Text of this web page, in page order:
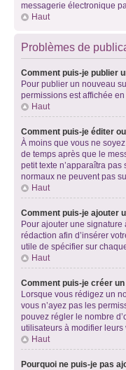
messagerie électronique
Haut
Problèmes de
Comment puis-je publier
Pour publier un nouveau
permissions est affichée
Haut
Comment puis-je éditer
À moins que vous ne
de temps après que le
petit texte n’apparaîtra
normaux ne peuvent pas
Haut
Comment puis-je ajouter
Pour ajouter une signature
rédaction afin d’insérer
utile de spécifier sur
Haut
Comment puis-je créer
Lorsque vous rédigez un
vous n’ayez pas les
pouvez régler le nombre
utilisateurs à modifier leurs
Haut
Pourquoi ne puis-je pas